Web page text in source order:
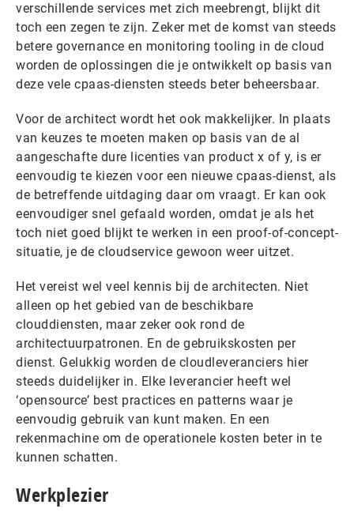
verschillende services met zich meebrengt, blijkt dit
toch een zegen te zijn. Zeker met de komst van steeds
betere governance en monitoring tooling in de cloud
worden de oplossingen die je ontwikkelt op basis van
deze vele cpaas-diensten steeds beter beheersbaar.
Voor de architect wordt het ook makkelijker. In plaats
van keuzes te moeten maken op basis van de al
aangeschafte dure licenties van product x of y, is er
eenvoudig te kiezen voor een nieuwe cpaas-dienst, als
de betreffende uitdaging daar om vraagt. Er kan ook
eenvoudiger snel gefaald worden, omdat je als het
toch niet goed blijkt te werken in een proof-of-concept-
situatie, je de cloudservice gewoon weer uitzet.
Het vereist wel veel kennis bij de architecten. Niet
alleen op het gebied van de beschikbare
clouddiensten, maar zeker ook rond de
architectuurpatronen. En de gebruikskosten per
dienst. Gelukkig worden de cloudleveranciers hier
steeds duidelijker in. Elke leverancier heeft wel
‘opensource’ best practices en patterns waar je
eenvoudig gebruik van kunt maken. En een
rekenmachine om de operationele kosten beter in te
kunnen schatten.
Werkplezier